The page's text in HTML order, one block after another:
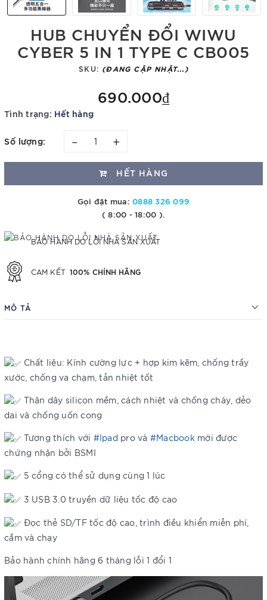
HUB CHUYỂN ĐỔI WIWU
CYBER 5 IN 1 TYPE C CB005
SKU: (ĐANG CẬP NHẬT...)
690.000₫
Tình trạng: Hết hàng
Số lượng: – +
HẾT HÀNG
Gọi đặt mua:0888 326 099
( 8:00 - 18:00 ).
BẢO HÀNH DO LỖI NHÀ SẢN XUẤT
CAM KẾT 100% CHÍNH HÃNG
MÔ TẢ
Chất liệu: Kính cường lực + hợp kim kẽm, chống trầy
xước, chống va chạm, tản nhiệt tốt
Thân dây silicon mềm, cách nhiệt và chống cháy, dẻo
dai và chống uốn cong
Tương thích với #Ipadpro và #Macbookmới được
chứng nhận bởi BSMI
5 cổng có thể sử dụng cùng 1 lúc
3 USB 3.0 truyền dữ liệu tốc độ cao
Đọc thẻ SD/TF tốc độ cao, trình điều khiển miễn phí,
cắm và chạy
Bảo hành chính hãng 6 tháng lỗi 1 đổi 1